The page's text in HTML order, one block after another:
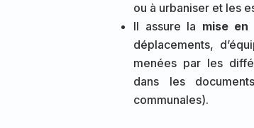
ou à urbaniser et les
Il assure la mise en
déplacements,
menées par les
dans les
communales).